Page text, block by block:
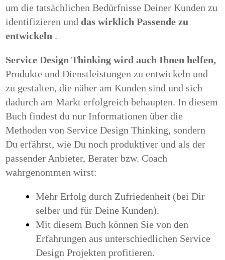
um die tatsächlichen Bedürfnisse Deiner Kunden zu
identifizieren und das wirklich Passende zu
entwickeln .
Service Design Thinking wird auch Ihnen helfen,
Produkte und Dienstleistungen zu entwickeln und
zu gestalten, die näher am Kunden sind und sich
dadurch am Markt erfolgreich behaupten. In diesem
Buch findest du nur Informationen über die
Methoden von Service Design Thinking, sondern
Du erfährst, wie Du noch produktiver und als der
passender Anbieter, Berater bzw. Coach
wahrgenommen wirst:
Mehr Erfolg durch Zufriedenheit (bei Dir
selber und für Deine Kunden).
Mit diesem Buch können Sie von den
Erfahrungen aus unterschiedlichen Service
Design Projekten profitieren.